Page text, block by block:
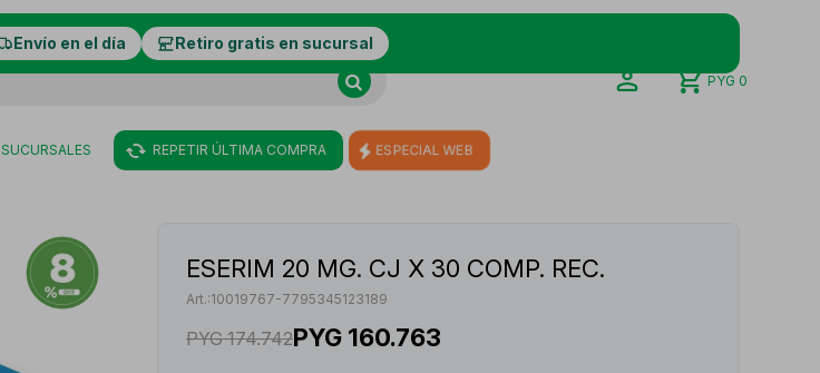
Envío en el día Retiro gratis en sucursal
SUCURSALES REPETIR ÚLTIMA COMPRA ESPECIAL WEB
PYG 0
ESERIM 20 MG. CJ X 30 COMP. REC.
10019767-7795345123189
PYG 174.742PYG 160.763